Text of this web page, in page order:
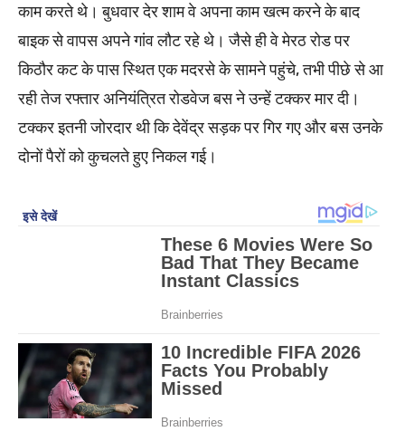
काम करते थे। बुधवार देर शाम वे अपना काम खत्म करने के बाद
बाइक से वापस अपने गांव लौट रहे थे। जैसे ही वे मेरठ रोड पर
किठौर कट के पास स्थित एक मदरसे के सामने पहुंचे, तभी पीछे से आ
रही तेज रफ्तार अनियंत्रित रोडवेज बस ने उन्हें टक्कर मार दी।
टक्कर इतनी जोरदार थी कि देवेंद्र सड़क पर गिर गए और बस उनके
दोनों पैरों को कुचलते हुए निकल गई।